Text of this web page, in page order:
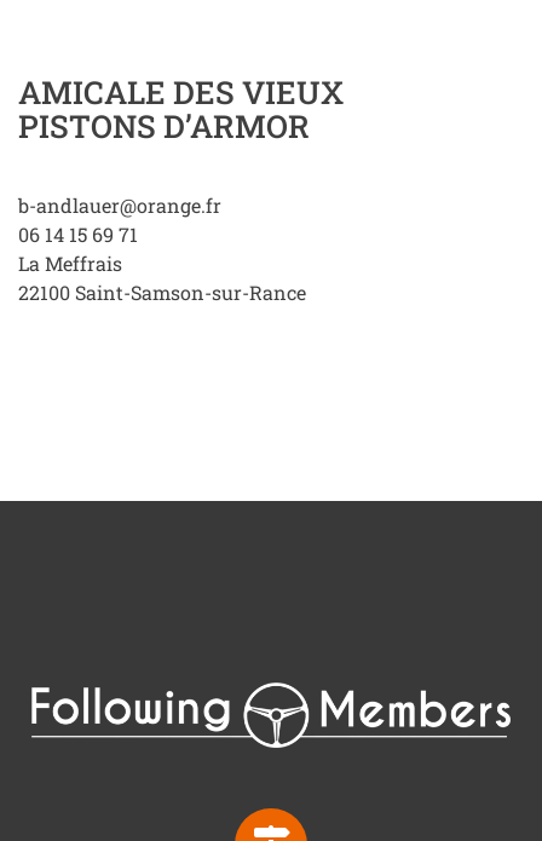
AMICALE DES VIEUX
PISTONS D’ARMOR
b-andlauer@orange.fr
06 14 15 69 71
La Meffrais
22100 Saint-Samson-sur-Rance